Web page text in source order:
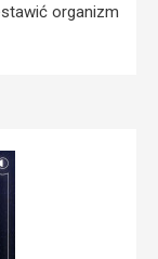
organizm